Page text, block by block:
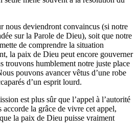
nous deviendront convaincus (si notre
sur la Parole de Dieu), soit que notre
de comprendre la situation
la paix de Dieu peut encore gouverner
trouvons humblement notre juste place
pouvons avancer vêtus d’une robe
d’un esprit lourd.
est plus sûr que l’appel à l’autorité
la grâce de vivre cet appel,
la paix de Dieu puisse vraiment